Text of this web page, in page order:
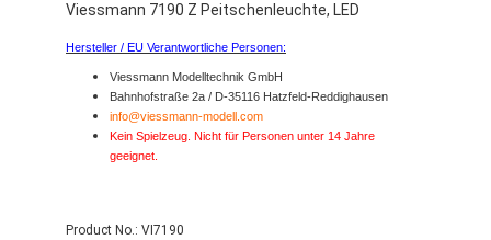
Viessmann 7190 Z Peitschenleuchte, LED
Hersteller / EU Verantwortliche Personen:
Viessmann Modelltechnik GmbH
Bahnhofstraße 2a / D-35116 Hatzfeld-Reddighausen
info@viessmann-modell.com
Kein Spielzeug. Nicht für Personen unter 14 Jahre
geeignet.
Product No.: VI7190